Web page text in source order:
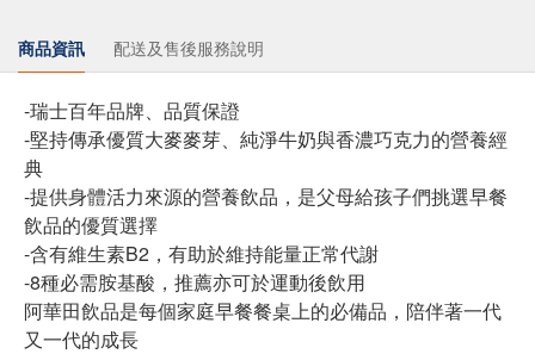
商品資訊 配送及售後服務說明
-瑞士百年品牌、品質保證
-堅持傳承優質大麥麥芽、純淨牛奶與香濃巧克力的營養經
典
-提供身體活力來源的營養飲品，是父母給孩子們挑選早餐
飲品的優質選擇
-含有維生素B2，有助於維持能量正常代謝
-8種必需胺基酸，推薦亦可於運動後飲用
阿華田飲品是每個家庭早餐餐桌上的必備品，陪伴著一代
又一代的成長